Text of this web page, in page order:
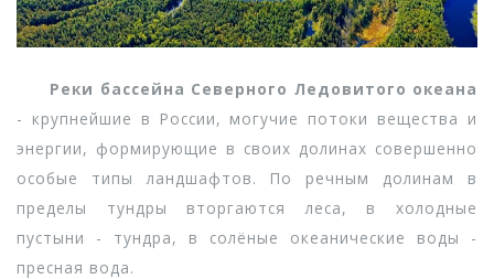
Реки бассейна Северного Ледовитого океана
- крупнейшие в России, могучие потоки вещества и
энергии, формирующие в своих долинах совершенно
особые типы ландшафтов. По речным долинам в
пределы тундры вторгаются леса, в холодные
пустыни - тундра, в солёные океанические воды -
пресная вода.